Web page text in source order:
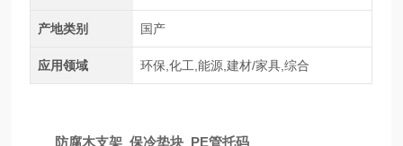
产地类别 国产
应用领域 环保,化工,能源,建材/家具,综合
防腐木支架 保冷垫块 PE管托码